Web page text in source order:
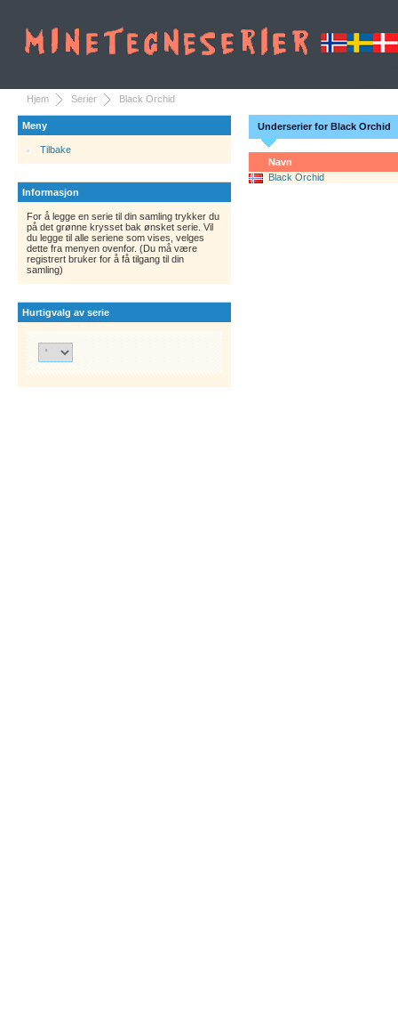
Hjem Serier Black Orchid
Meny
Tilbake
Informasjon
For å legge en serie til din samling trykker du
på det grønne krysset bak ønsket serie. Vil
du legge til alle seriene som vises, velges
dette fra menyen ovenfor. (Du må være
registrert bruker for å få tilgang til din
samling)
Hurtigvalg av serie
Underserier for Black Orchid
Navn
Black Orchid